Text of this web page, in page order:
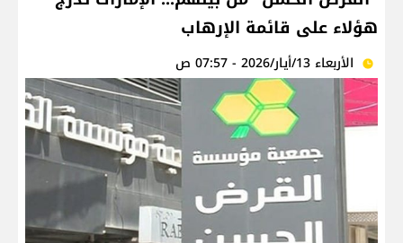
هؤلاء على قائمة الإرهاب
الأربعاء 13/أيار/2026 - 07:57 ص